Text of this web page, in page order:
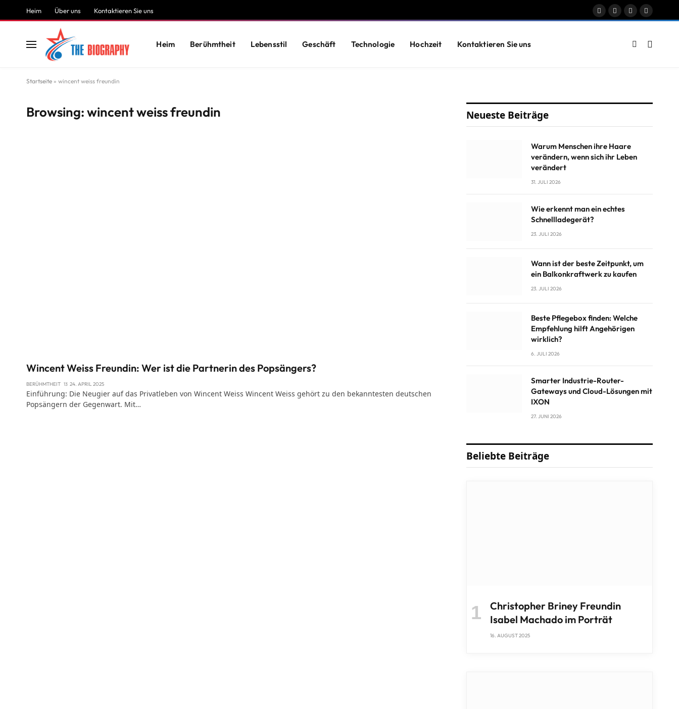
Heim Über uns Kontaktieren Sie uns Facebook
X
Instagram
Pinterest
Heim Berühmtheit Lebensstil Geschäft Technologie Hochzeit Kontaktieren Sie uns
Startseite » wincent weiss freundin
Browsing:wincent weiss freundin
Wincent Weiss Freundin: Wer ist die Partnerin des Popsängers?
BERÜHMTHEIT 24. APRIL 2025
Einführung: Die Neugier auf das Privatleben von Wincent Weiss Wincent Weiss gehört zu den bekanntesten deutschen
Popsängern der Gegenwart. Mit…
Neueste Beiträge
Warum Menschen ihre Haare
verändern, wenn sich ihr Leben
verändert
31. JULI 2026
Wie erkennt man ein echtes
Schnellladegerät?
23. JULI 2026
Wann ist der beste Zeitpunkt, um
ein Balkonkraftwerk zu kaufen
23. JULI 2026
Beste Pflegebox finden: Welche
Empfehlung hilft Angehörigen
wirklich?
6. JULI 2026
Smarter Industrie-Router-
Gateways und Cloud-Lösungen mit
IXON
27. JUNI 2026
Beliebte Beiträge
Christopher Briney Freundin
Isabel Machado im Porträt
16. AUGUST 2025